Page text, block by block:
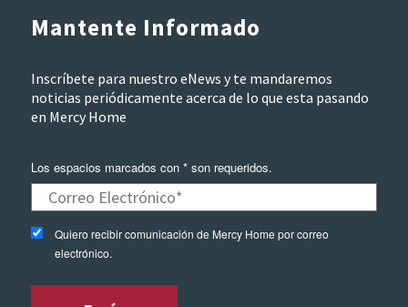
Mantente Informado
Inscríbete para nuestro eNews y te mandaremos
noticias periódicamente acerca de lo que esta pasando
en Mercy Home
Los espacios marcados con * son requeridos.
Quiero recibir comunicación de Mercy Home por correo
electrónico.